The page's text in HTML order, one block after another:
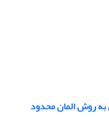
روش المان محدود